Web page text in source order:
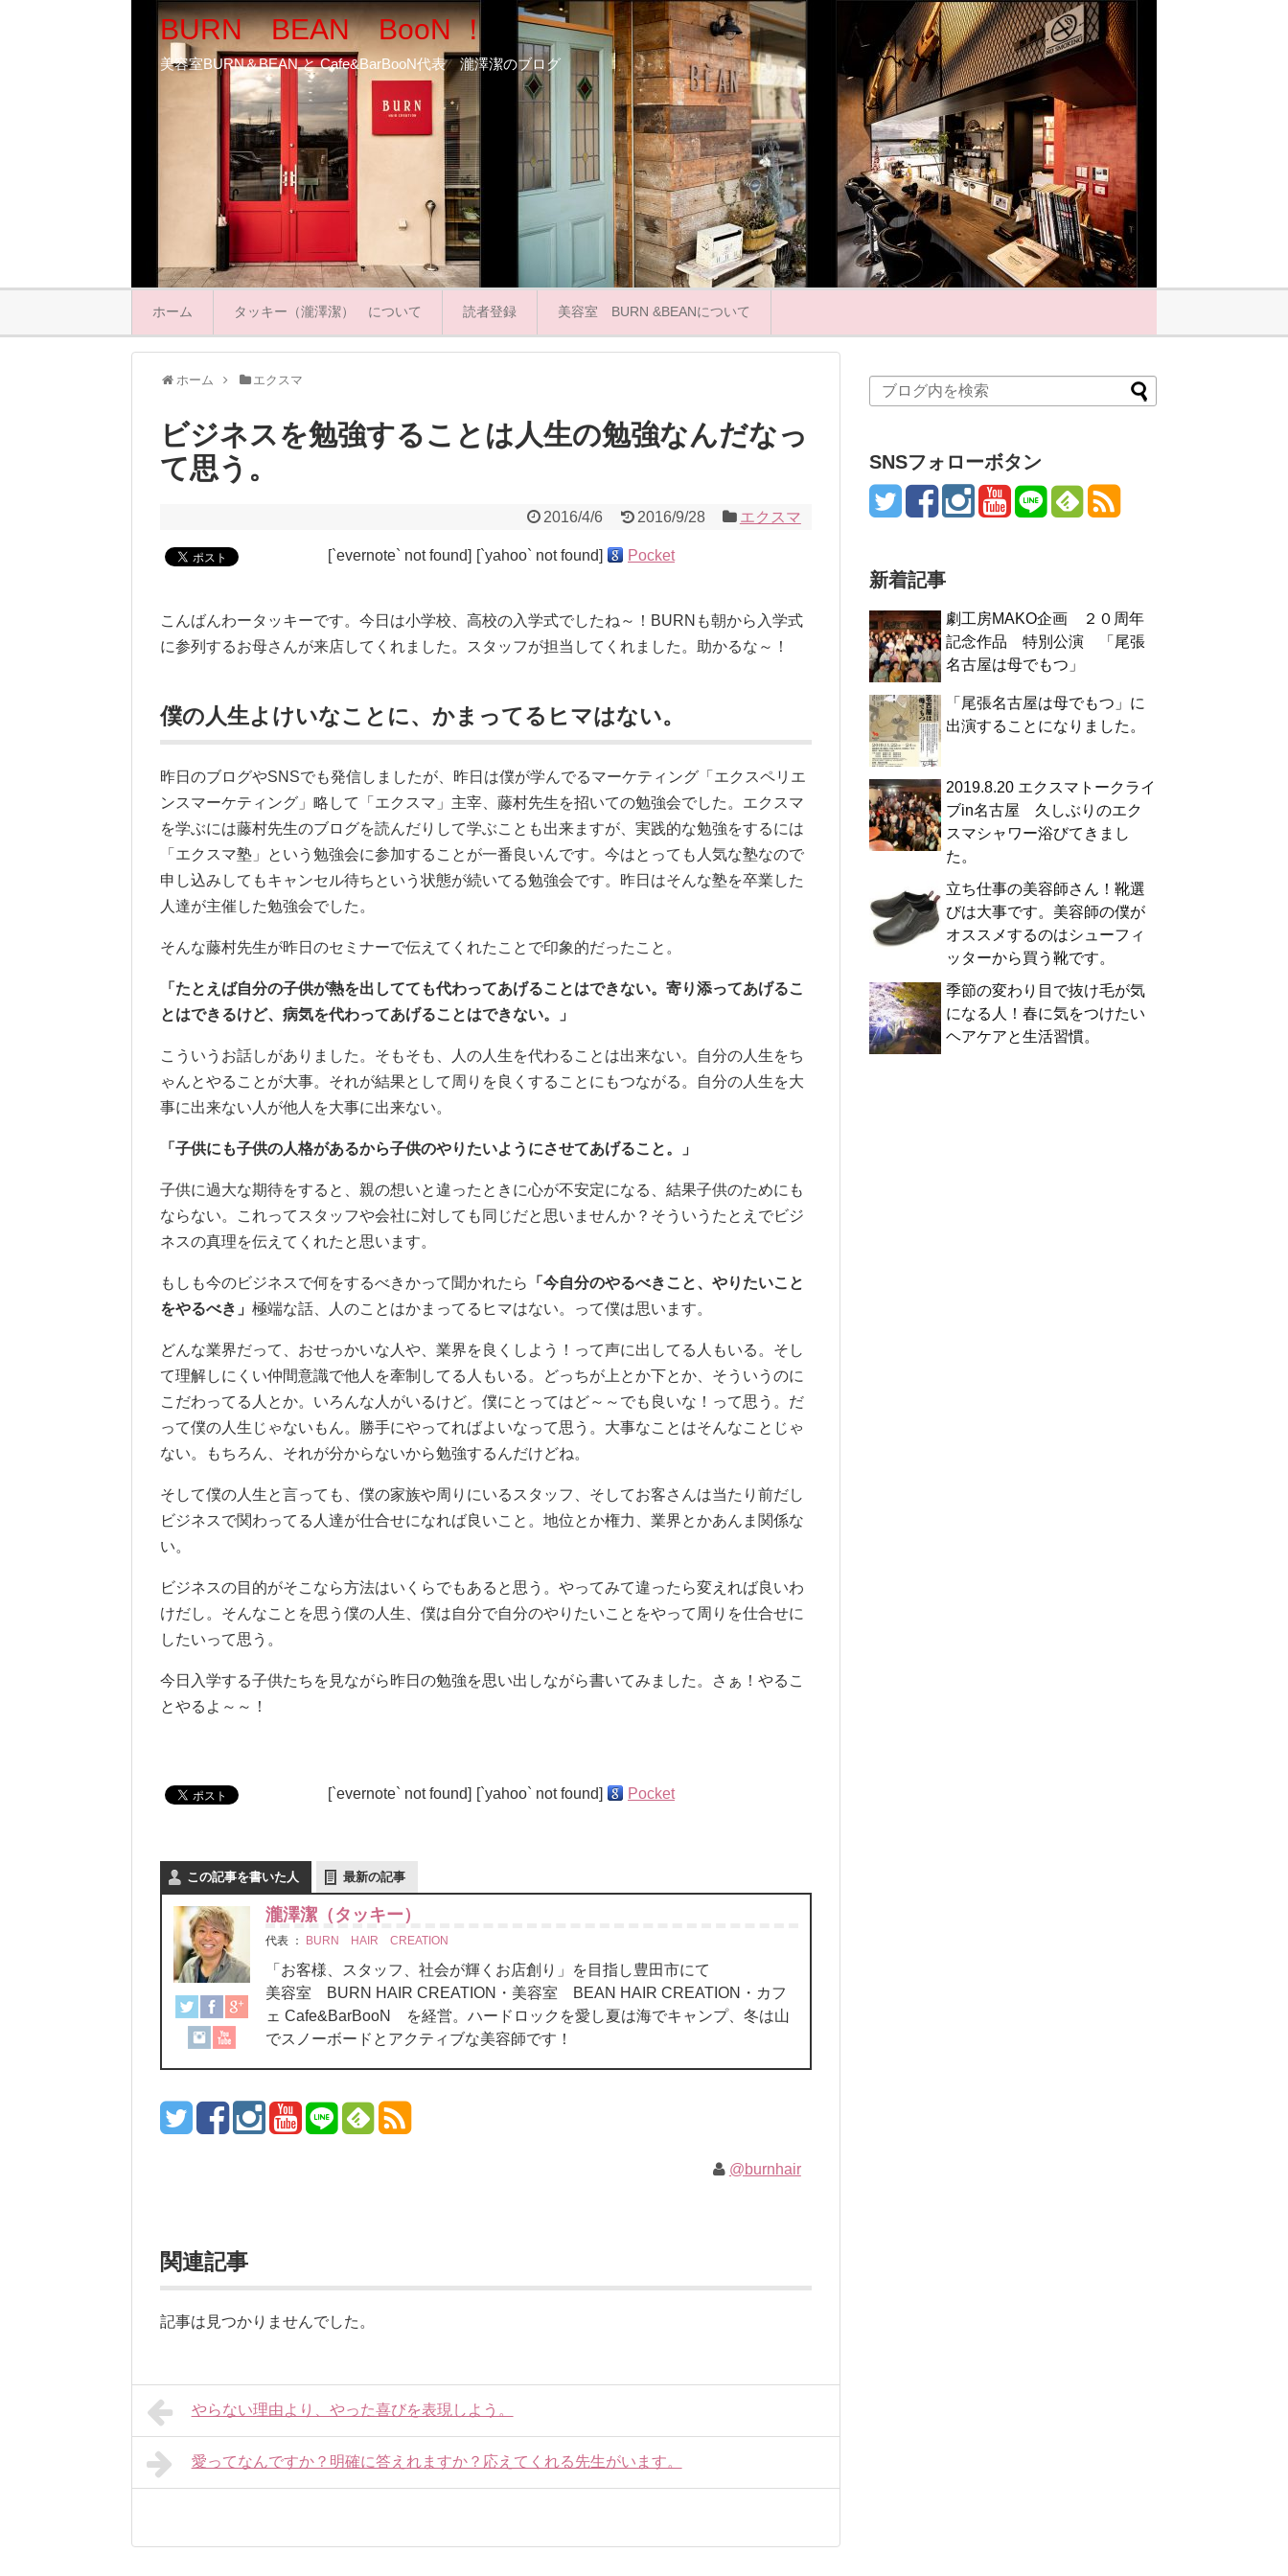
BURN BEAN BooN ！
美容室BURN＆BEAN と Cafe&BarBooN代表 瀧澤潔のブログ
ホーム タッキー（瀧澤潔） について 読者登録 美容室 BURN &BEANについて
ホーム エクスマ
ビジネスを勉強することは人生の勉強なんだなっ
て思う。
2016/4/6 2016/9/28 エクスマ
[`evernote` not found] [`yahoo` not found] Pocket
こんばんわータッキーです。今日は小学校、高校の入学式でしたね～！BURNも朝から入学式
に参列するお母さんが来店してくれました。スタッフが担当してくれました。助かるな～！
僕の人生よけいなことに、かまってるヒマはない。
昨日のブログやSNSでも発信しましたが、昨日は僕が学んでるマーケティング「エクスペリエ
ンスマーケティング」略して「エクスマ」主宰、藤村先生を招いての勉強会でした。エクスマ
を学ぶには藤村先生のブログを読んだりして学ぶことも出来ますが、実践的な勉強をするには
「エクスマ塾」という勉強会に参加することが一番良いんです。今はとっても人気な塾なので
申し込みしてもキャンセル待ちという状態が続いてる勉強会です。昨日はそんな塾を卒業した
人達が主催した勉強会でした。
そんな藤村先生が昨日のセミナーで伝えてくれたことで印象的だったこと。
「たとえば自分の子供が熱を出してても代わってあげることはできない。寄り添ってあげるこ
とはできるけど、病気を代わってあげることはできない。」
こういうお話しがありました。そもそも、人の人生を代わることは出来ない。自分の人生をち
ゃんとやることが大事。それが結果として周りを良くすることにもつながる。自分の人生を大
事に出来ない人が他人を大事に出来ない。
「子供にも子供の人格があるから子供のやりたいようにさせてあげること。」
子供に過大な期待をすると、親の想いと違ったときに心が不安定になる、結果子供のためにも
ならない。これってスタッフや会社に対しても同じだと思いませんか？そういうたとえでビジ
ネスの真理を伝えてくれたと思います。
もしも今のビジネスで何をするべきかって聞かれたら
「今自分のやるべきこと、やりたいこと
をやるべき」 極端な話、人のことはかまってるヒマはない。って僕は思います。
どんな業界だって、おせっかいな人や、業界を良くしよう！って声に出してる人もいる。そし
て理解しにくい仲間意識で他人を牽制してる人もいる。どっちが上とか下とか、そういうのに
こだわってる人とか。いろんな人がいるけど。僕にとってはど～～でも良いな！って思う。だ
って僕の人生じゃないもん。勝手にやってればよいなって思う。大事なことはそんなことじゃ
ない。もちろん、それが分からないから勉強するんだけどね。
そして僕の人生と言っても、僕の家族や周りにいるスタッフ、そしてお客さんは当たり前だし
ビジネスで関わってる人達が仕合せになれば良いこと。地位とか権力、業界とかあんま関係な
い。
ビジネスの目的がそこなら方法はいくらでもあると思う。やってみて違ったら変えれば良いわ
けだし。そんなことを思う僕の人生、僕は自分で自分のやりたいことをやって周りを仕合せに
したいって思う。
今日入学する子供たちを見ながら昨日の勉強を思い出しながら書いてみました。さぁ！やるこ
とやるよ～～！
[`evernote` not found] [`yahoo` not found] Pocket
この記事を書いた人 最新の記事
瀧澤潔（タッキー）
代表 ： BURN HAIR CREATION
「お客様、スタッフ、社会が輝くお店創り」を目指し豊田市にて
美容室 BURN HAIR CREATION・美容室 BEAN HAIR CREATION・カフ
ェ Cafe&BarBooN を経営。ハードロックを愛し夏は海でキャンプ、冬は山
でスノーボードとアクティブな美容師です！
@burnhair
関連記事
記事は見つかりませんでした。
やらない理由より、やった喜びを表現しよう。
愛ってなんですか？明確に答えれますか？応えてくれる先生がいます。
SNSフォローボタン
新着記事
劇工房MAKO企画 ２０周年
記念作品 特別公演 「尾張
名古屋は母でもつ」
「尾張名古屋は母でもつ」に
出演することになりました。
2019.8.20 エクスマトークライ
ブin名古屋 久しぶりのエク
スマシャワー浴びてきまし
た。
立ち仕事の美容師さん！靴選
びは大事です。美容師の僕が
オススメするのはシューフィ
ッターから買う靴です。
季節の変わり目で抜け毛が気
になる人！春に気をつけたい
ヘアケアと生活習慣。